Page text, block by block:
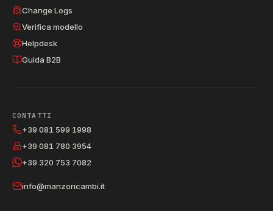
Change Logs
Verifica modello
Helpdesk
Guida B2B
CONTATTI
+39 081 599 1998
+39 081 780 3954
+39 320 753 7082
info@manzoricambi.it